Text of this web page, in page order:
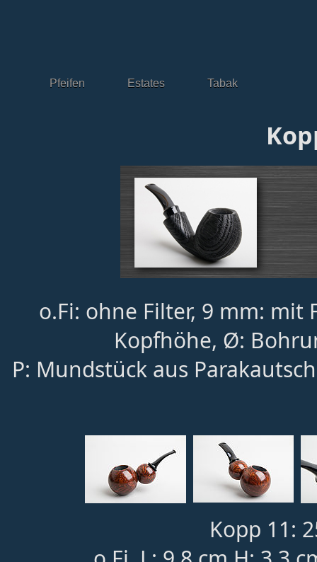
Pfeifen Estates Tabak
o.Fi: ohne Filter, 9 mm: mit
Kopfhöhe, Ø:
P: Mundstück aus
Kopp 11: